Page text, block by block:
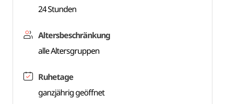
24 Stunden
Altersbeschränkung
alle Altersgruppen
Ruhetage
ganzjährig geöffnet